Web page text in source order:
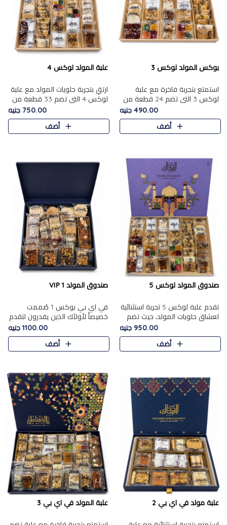
بوكس المولد لوكس 3
استمتع بتجربة فاخرة مع علبة
لوكس 3 التي تضم 24 قطعة من
أشهر حلويات المولد الشرقية
المختارة بعناية. تحتوي التشكيلة
على الجزرية بالفول، والملب..
490.00 جنيه
أضف
علبة المولد لوكس 4
ارتقِ بتجربة حلويات المولد مع علبة
لوكس 4 التي تضم 33 قطعة من
تشكيلة فاخرة ومتنوعة من أشهر
الأصناف الشرقية. تحتوي العلبة على
الجزرية بالفول،..
750.00 جنيه
أضف
صندوق المولد لوكس 5
تقدم علبة لوكس 5 تجربة استثنائية
لعشاق حلويات المولد، حيث تضم
42 قطعة من تشكيلة فاخرة تجمع
بين أشهر الأصناف التقليدية وأصناف
مميزة مختارة بع..
950.00 جنيه
أضف
صندوق المولد VIP 1
في اي بي بوكس 1 صُممت
خصيصاً لأولئك الذين يقدرون لتقدم
تجربة استثنائية بوكس تجمع بين
أفخر حلويات المولد المصري مع
تشكيلة مختارة من الأصناف ..
1100.00 جنيه
أضف
علبة مولد في اي بي 2 علبة المولد في اي بي 3